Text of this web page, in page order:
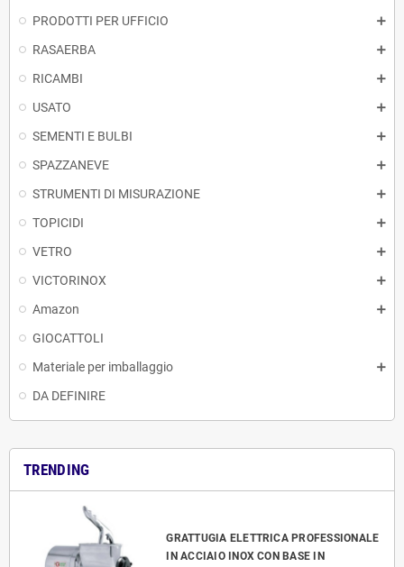
PRODOTTI PER UFFICIO
RASAERBA
RICAMBI
USATO
SEMENTI E BULBI
SPAZZANEVE
STRUMENTI DI MISURAZIONE
TOPICIDI
VETRO
VICTORINOX
Amazon
GIOCATTOLI
Materiale per imballaggio
DA DEFINIRE
TRENDING
GRATTUGIA ELETTRICA PROFESSIONALE
IN ACCIAIO INOX CON BASE IN